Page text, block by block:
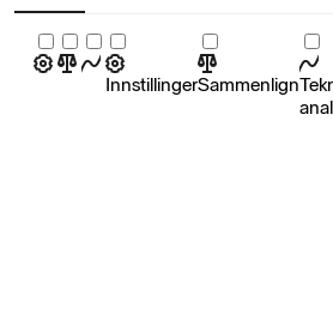
InnstillingerSammenlign